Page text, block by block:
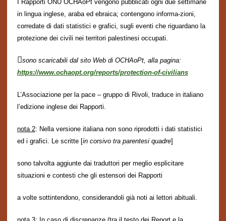
I Rapporti ONU OCHAoPt vengono pubblicati ogni due settimane
in lingua inglese, araba ed ebraica; contengono informa-zioni,
corredate di dati statistici e grafici, sugli eventi che riguardano la
protezione dei civili nei territori palestinesi occupati.
sono scaricabili dal sito Web di OCHAoPt, alla pagina:
https://www.ochaopt.org/reports/protection-of-civilians
L’Associazione per la pace – gruppo di Rivoli, traduce in italiano
l’edizione inglese dei Rapporti.
nota 2: Nella versione italiana non sono riprodotti i dati statistici
ed i grafici. Le scritte[in corsivo tra parentesi quadre]
sono talvolta aggiunte dai traduttori per meglio esplicitare
situazioni e contesti che gli estensori dei Rapporti
a volte sottintendono, considerandoli già noti ai lettori abituali.